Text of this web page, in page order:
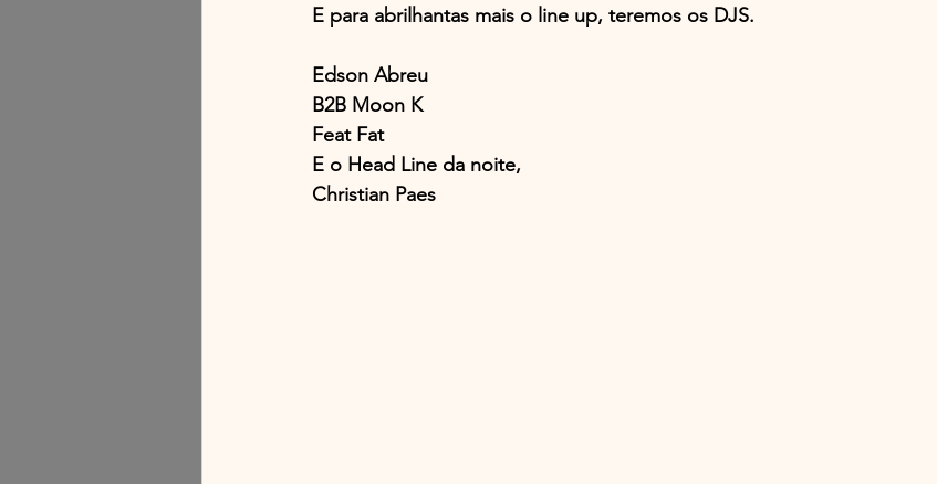
E para abrilhantas mais o line up, teremos os DJS.
Edson Abreu
B2B Moon K
Feat Fat
E o Head Line da noite,
Christian Paes